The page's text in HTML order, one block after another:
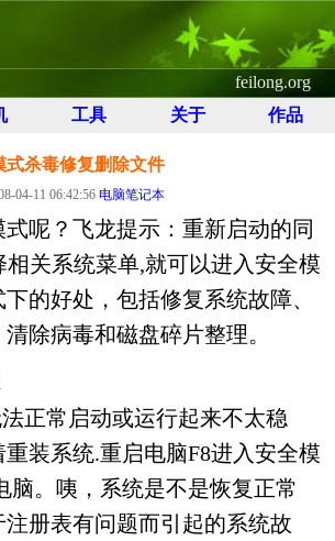
feilong.org
工具 关于 作品
式杀毒修复删除文件
04-11 06:42:56 电脑笔记本
呢？飞龙提示：重新启动的同
相关系统菜单,就可以进入安全模
的好处，包括修复系统故障、
除病毒和磁盘碎片整理。
正常启动或运行起来不太稳
装系统.重启电脑F8进入安全模
脑。咦，系统是不是恢复正常
册表有问题而引起的系统故